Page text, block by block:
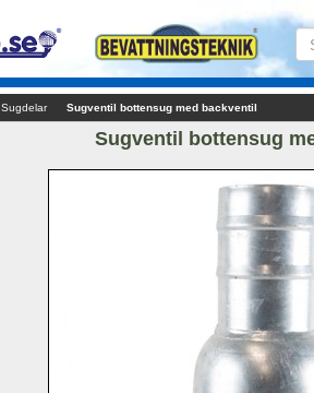
Sugdelar Sugventil bottensug med backventil
Sugventil bottensug